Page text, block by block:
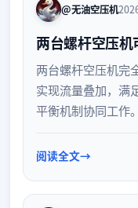
@无油空压机
两台螺杆空压
两台螺杆空压机完
实现流量叠加，满
平衡机制协同工作
业气源优化的常见
阅读全文